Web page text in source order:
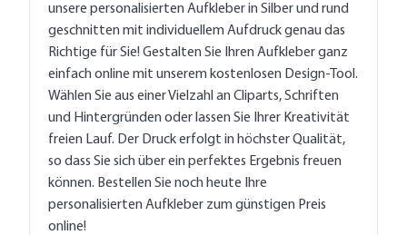
unsere personalisierten Aufkleber in Silber und rund
geschnitten mit individuellem Aufdruck genau das
Richtige für Sie! Gestalten Sie Ihren Aufkleber ganz
einfach online mit unserem kostenlosen Design-Tool.
Wählen Sie aus einer Vielzahl an Cliparts, Schriften
und Hintergründen oder lassen Sie Ihrer Kreativität
freien Lauf. Der Druck erfolgt in höchster Qualität,
so dass Sie sich über ein perfektes Ergebnis freuen
können. Bestellen Sie noch heute Ihre
personalisierten Aufkleber zum günstigen Preis
online!